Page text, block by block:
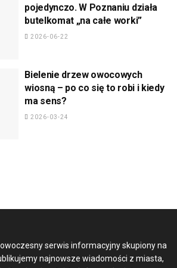
pojedynczo. W Poznaniu działa
butelkomat „na całe worki”
2026-06-22
Bielenie drzew owocowych
wiosną – po co się to robi i kiedy
ma sens?
2026-03-24
serwis informacyjny skupiony na
najnowsze wiadomości z miasta,